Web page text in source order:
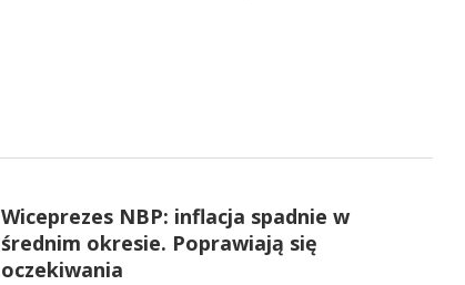
Wiceprezes NBP: inflacja spadnie w
średnim okresie. Poprawiają się
oczekiwania